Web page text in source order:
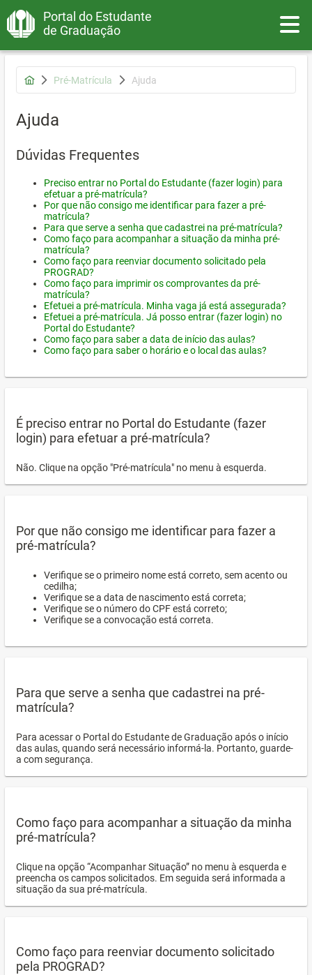
Portal do Estudante
de Graduação
Pré-Matrícula Ajuda
Ajuda
Dúvidas Frequentes
Preciso entrar no Portal do Estudante (fazer login) para
efetuar a pré-matrícula?
Por que não consigo me identificar para fazer a pré-
matrícula?
Para que serve a senha que cadastrei na pré-matrícula?
Como faço para acompanhar a situação da minha pré-
matrícula?
Como faço para reenviar documento solicitado pela
PROGRAD?
Como faço para imprimir os comprovantes da pré-
matrícula?
Efetuei a pré-matrícula. Minha vaga já está assegurada?
Efetuei a pré-matrícula. Já posso entrar (fazer login) no
Portal do Estudante?
Como faço para saber a data de início das aulas?
Como faço para saber o horário e o local das aulas?
É preciso entrar no Portal do Estudante (fazer
login) para efetuar a pré-matrícula?
Não. Clique na opção "Pré-matrícula" no menu à esquerda.
Por que não consigo me identificar para fazer a
pré-matrícula?
Verifique se o primeiro nome está correto, sem acento ou
cedilha;
Verifique se a data de nascimento está correta;
Verifique se o número do CPF está correto;
Verifique se a convocação está correta.
Para que serve a senha que cadastrei na pré-
matrícula?
Para acessar o Portal do Estudante de Graduação após o início
das aulas, quando será necessário informá-la. Portanto, guarde-
a com segurança.
Como faço para acompanhar a situação da minha
pré-matrícula?
Clique na opção “Acompanhar Situação” no menu à esquerda e
preencha os campos solicitados. Em seguida será informada a
situação da sua pré-matrícula.
Como faço para reenviar documento solicitado
pela PROGRAD?